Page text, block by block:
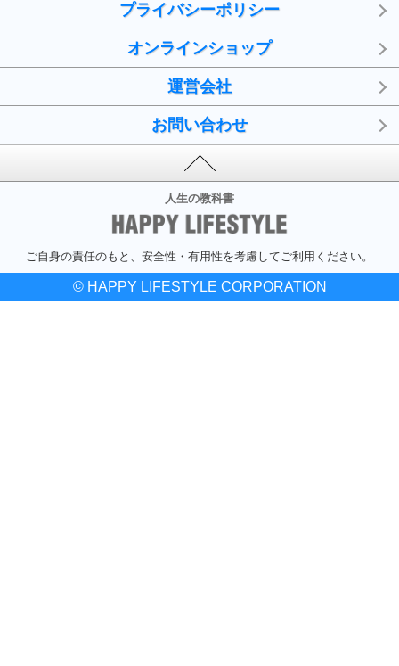
プライバシーポリシー
オンラインショップ
運営会社
お問い合わせ
人生の教科書
ご自身の責任のもと、安全性・有用性を考慮してご利用ください。
© HAPPY LIFESTYLE CORPORATION